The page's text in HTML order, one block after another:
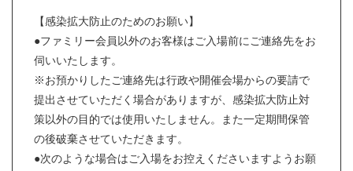
【感染拡大防止のためのお願い】
●ファミリー会員以外のお客様はご入場前にご連絡先をお
伺いいたします。
※お預かりしたご連絡先は行政や開催会場からの要請で
提出させていただく場合がありますが、感染拡大防止対
策以外の目的では使用いたしません。また一定期間保管
の後破棄させていただきます。
●次のような場合はご入場をお控えくださいますようお願